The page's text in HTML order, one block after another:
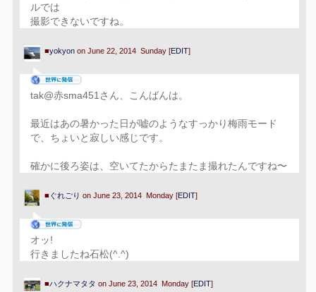
ルでは
撮影できないですね。
■yokyonon June 22, 2014 Sunday [EDIT]
tak@赤sma451さん、こんばんは。
最近はあの暑かった日が嘘のようなすっかり梅雨モード
で、ちょいと寂しい感じです。
確かに後ろ姿は、空いてたからたまたま撮れたんですね〜
■ ぐれごり on June 23, 2014 Monday [EDIT]
オッ!
行きましたね石松(^.^)
■ハクナマタタ on June 23, 2014 Monday [EDIT]